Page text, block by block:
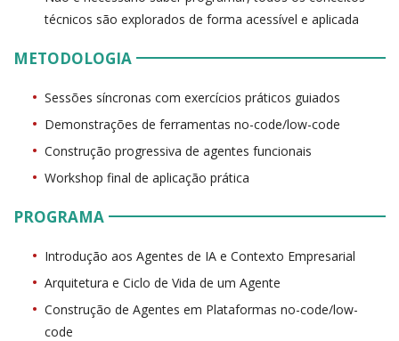
técnicos são explorados de forma acessível e aplicada
METODOLOGIA
Sessões síncronas com exercícios práticos guiados
Demonstrações de ferramentas no-code/low-code
Construção progressiva de agentes funcionais
Workshop final de aplicação prática
PROGRAMA
Introdução aos Agentes de IA e Contexto Empresarial
Arquitetura e Ciclo de Vida de um Agente
Construção de Agentes em Plataformas no-code/low-
code